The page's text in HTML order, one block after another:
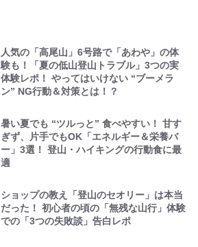
人気の「高尾山」6号路で「あわや」の体
験も！「夏の低山登山トラブル」3つの実
体験レポ！ やってはいけない “ブーメラ
ン” NG行動＆対策とは！？
暑い夏でも “ツルっと” 食べやすい！ 甘す
ぎず、片手でもOK「エネルギー＆栄養バ
ー」3選！ 登山・ハイキングの行動食に最
適
ショップの教え「登山のセオリー」は本当
だった！ 初心者の頃の「無残な山行」体験
での「3つの失敗談」告白レポ